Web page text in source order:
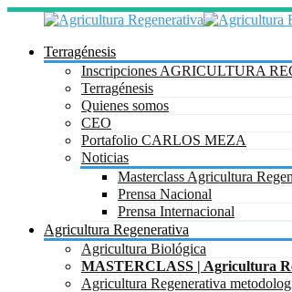
Terragénesis
Inscripciones AGRICULTURA
Terragénesis
Quienes somos
CEO
Portafolio CARLOS MEZA
Noticias
Masterclass Agricultura
Prensa Nacional
Prensa Internacional
Agricultura Regenerativa
Agricultura Biológica
MASTERCLASS | Agricultura
Agricultura Regenerativa